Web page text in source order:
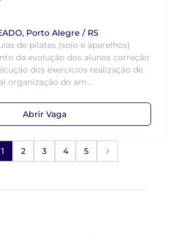
Porto Alegre / RS
de pilates (solo e aparelhos)
da evolução dos alunos correção
dos exercícios realização de
organização do am...
Abrir Vaga
1 2 3 4 5